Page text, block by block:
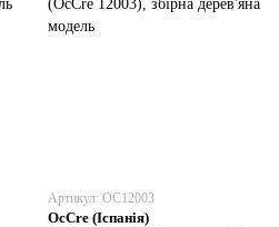
Артикул: OC12003
OcCre (Іспанія)